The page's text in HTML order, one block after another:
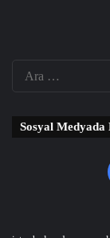
Sosyal Medyada